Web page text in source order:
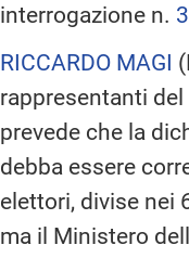
interrogazione n.
RICCARDO MAGI (
rappresentanti del
prevede che la
debba essere
elettori, divise nei
ma il Ministero